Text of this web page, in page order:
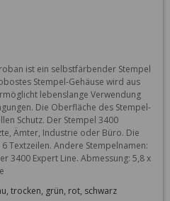
ist ein selbstfärbender Stempel
Stempel-Gehäuse wird aus
lebenslange Verwendung
Die Oberfläche des Stempel-
Schutz. Der Stempel 3400
Ämter, Industrie oder Büro. Die
Textzeilen. Andere Stempelnamen:
3400 Expert Line. Abmessung: 5,8 x
trocken, grün, rot, schwarz